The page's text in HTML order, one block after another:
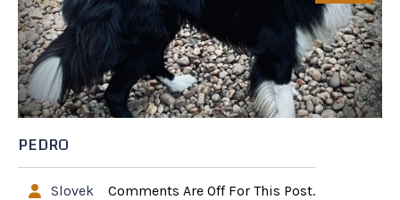
PEDRO
Slovek Comments Are Off For This Post.